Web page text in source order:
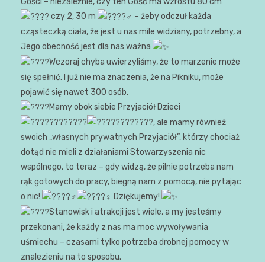
czy 2, 30 m
– żeby odczuł każda
cząsteczką ciała, że jest u nas mile widziany, potrzebny, a
Jego obecność jest dla nas ważna
Wczoraj chyba uwierzyliśmy, że to marzenie może
się spełnić. I już nie ma znaczenia, że na Pikniku, może
pojawić się nawet 300 osób.
Mamy obok siebie Przyjaciół Dzieci
, ale mamy również
swoich „własnych prywatnych Przyjaciół”, którzy chociaż
dotąd nie mieli z działaniami Stowarzyszenia nic
wspólnego, to teraz – gdy widzą, że pilnie potrzeba nam
rąk gotowych do pracy, biegną nam z pomocą, nie pytając
o nic!
Dziękujemy!
Stanowisk i atrakcji jest wiele, a my jesteśmy
przekonani, że każdy z nas ma moc wywoływania
uśmiechu – czasami tylko potrzeba drobnej pomocy w
znalezieniu na to sposobu.